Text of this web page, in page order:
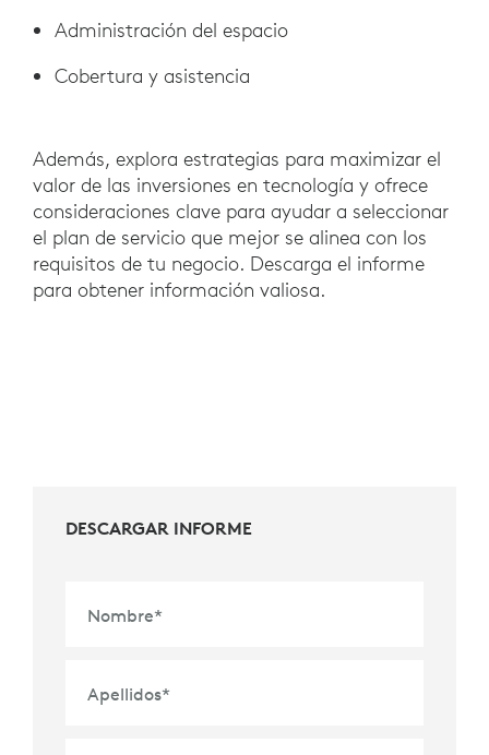
Administración del espacio
Cobertura y asistencia
Además, explora estrategias para maximizar el
valor de las inversiones en tecnología y ofrece
consideraciones clave para ayudar a seleccionar
el plan de servicio que mejor se alinea con los
requisitos de tu negocio. Descarga el informe
para obtener información valiosa.
DESCARGAR INFORME
Nombre*
Apellidos*